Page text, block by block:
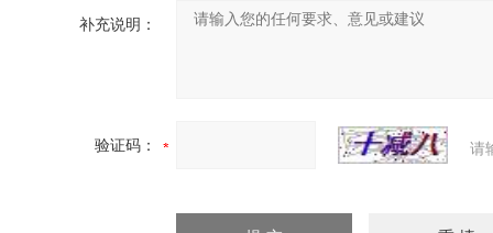
补充说明：
验证码： 请